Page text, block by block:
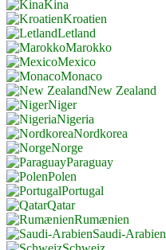
Kina
Kroatien
Letland
Marokko
Mexico
Monaco
New Zealand
Niger
Nigeria
Nordkorea
Norge
Paraguay
Polen
Portugal
Qatar
Rumænien
Saudi-Arabien